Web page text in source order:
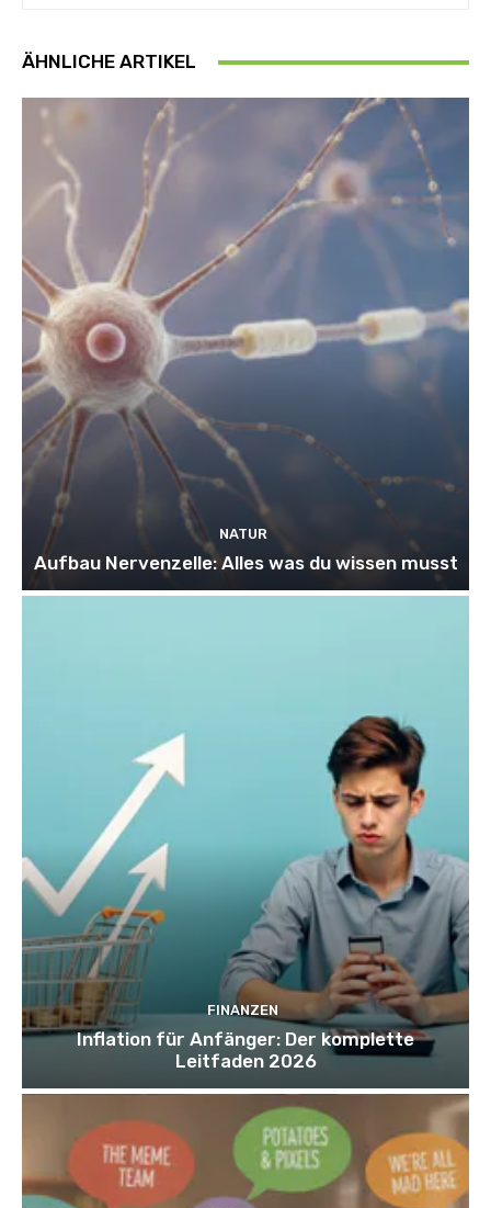
ÄHNLICHE ARTIKEL
NATUR
Aufbau Nervenzelle: Alles was du wissen musst
FINANZEN
Inflation für Anfänger: Der komplette
Leitfaden 2026